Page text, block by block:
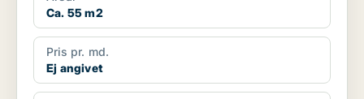
Ca. 55 m2
Pris pr. md.
Ej angivet